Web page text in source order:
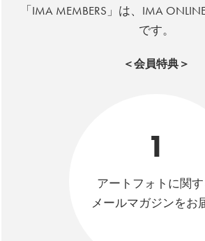
「IMA MEMBERS」は、IMA
です。
＜会員特典＞
1
アートフォトに関す
メールマガジンをお